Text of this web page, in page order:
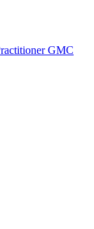
GMC